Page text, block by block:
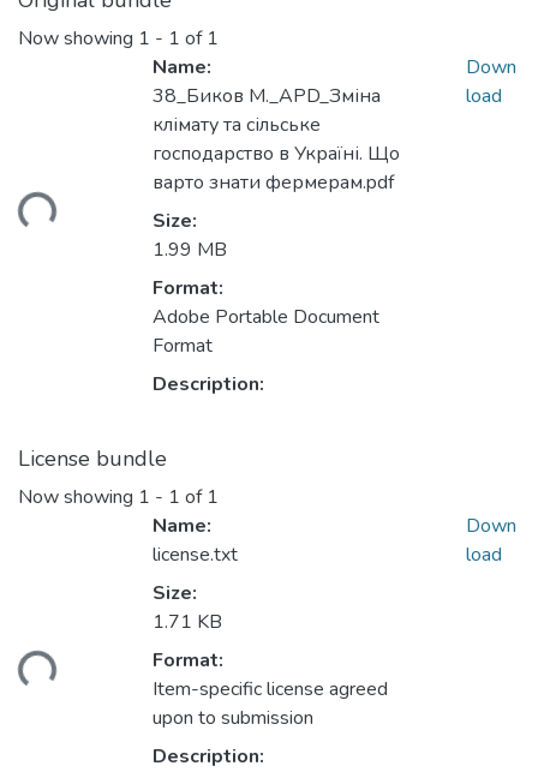
Now showing 1 - 1 of 1
Name:
38_Биков М._APD_Зміна
клімату та сільське
господарство в Україні. Що
варто знати фермерам.pdf
Size:
1.99 MB
Format:
Adobe Portable Document
Format
Description:
Down
load
License bundle
Now showing 1 - 1 of 1
Name:
license.txt
Size:
1.71 KB
Format:
Item-specific license agreed
upon to submission
Description:
Down
load